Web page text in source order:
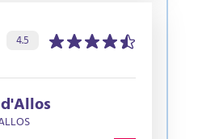
Évaluation de l’agence :
4.5sur 5 étoiles